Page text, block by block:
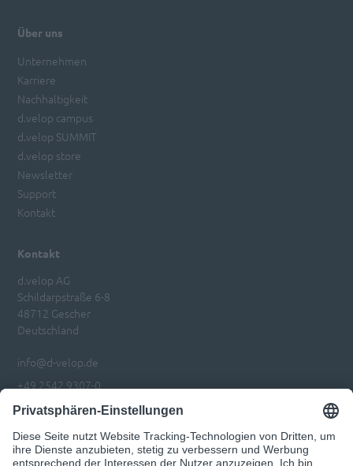
Kontakt
d.velop AG
Schildarpstraße 6-8
48712 Gescher
Deutschland
info@d-velop.de
+49 2542 9307-0
Über uns
Unternehmen
Karriere
Nachhaltigkeit
d.velop campus
d.velop SUMMIT
d.velop store
Newsletter
Support
Kontakt